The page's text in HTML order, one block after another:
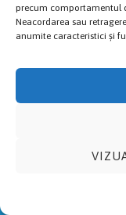
precum comportamentul
Neacordarea sau
anumite caracteristici și